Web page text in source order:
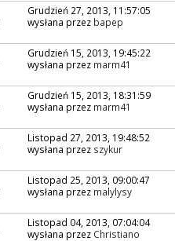
Grudzień 27, 2013, 11:57:05
wysłana przez bapep
Grudzień 15, 2013, 19:45:22
wysłana przez marm41
Grudzień 15, 2013, 18:31:59
wysłana przez marm41
Listopad 27, 2013, 19:48:52
wysłana przez szykur
Listopad 25, 2013, 09:00:47
wysłana przez malylysy
Listopad 04, 2013, 07:04:04
wysłana przez Christiano